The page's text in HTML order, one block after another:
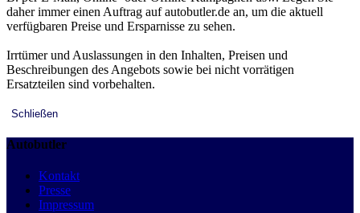
daher immer einen Auftrag auf autobutler.de an, um die aktuell
verfügbaren Preise und Ersparnisse zu sehen.
Irrtümer und Auslassungen in den Inhalten, Preisen und
Beschreibungen des Angebots sowie bei nicht vorrätigen
Ersatzteilen sind vorbehalten.
Schließen
Autobutler
Kontakt
Presse
Impressum